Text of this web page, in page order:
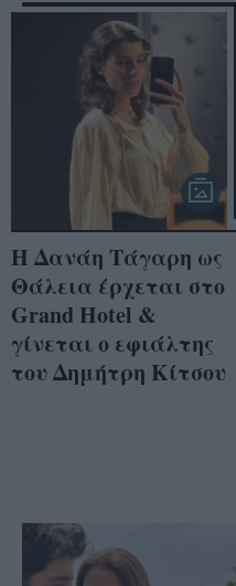
Η Δανάη Τάγαρη ως
Θάλεια έρχεται στο
Grand Hotel &
γίνεται ο εφιάλτης
του Δημήτρη Κίτσου